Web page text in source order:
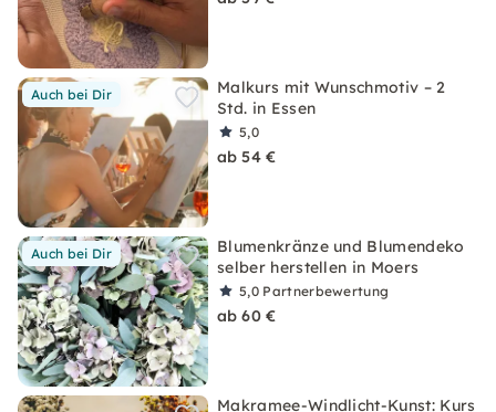
Auch bei Dir
Malkurs mit Wunschmotiv – 2
Std. in Essen
5,0
ab 54 €
Auch bei Dir
Blumenkränze und Blumendeko
selber herstellen in Moers
5,0 Partnerbewertung
ab 60 €
Makramee-Windlicht-Kunst: Kurs